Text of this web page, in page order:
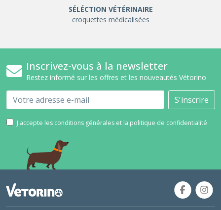
SÉLÉCTION VÉTÉRINAIRE
croquettes médicalisées
Inscrivez-vous à la newsletter
Restez informé sur les offres et les nouveautés Vétorino
Email S'inscrire
J'accepte les conditions générales et la politique de confidentialité